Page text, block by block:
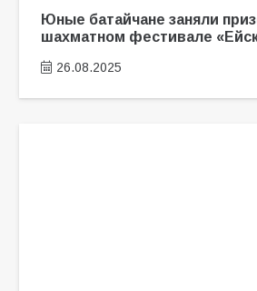
Юные батайчане заняли
шахматном фестивале
26.08.2025